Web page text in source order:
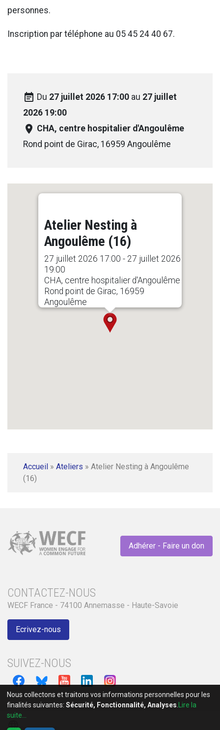
personnes.
Inscription par téléphone au 05 45 24 40 67.
event_note Du 27 juillet 2026 17:00 au 27 juillet
2026 19:00
room CHA, centre hospitalier d'Angoulême
Rond point de Girac, 16959 Angoulême
Atelier Nesting à
Angoulême (16)
27 juillet 2026 17:00 - 27 juillet 2026
19:00
CHA, centre hospitalier d'Angoulême
Rond point de Girac, 16959
Angoulême
Accueil » Ateliers » Atelier Nesting à Angoulême
(16)
Adhérer - Faire un don
CONTACTEZ-NOUS
WECF France - 74100 Annemasse - Haute-Savoie
Ecrivez-nous
SUIVEZ-NOUS
language
Nous collectons et traitons vos informations personnelles pour les
finalités suivantes: Sécurité, Fonctionnalité, Analyses
Lire la
suite...